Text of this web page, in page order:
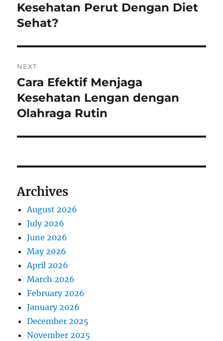
post:
Kesehatan Perut Dengan Diet
Sehat?
NEXT
Next
post:
Cara Efektif Menjaga
Kesehatan Lengan dengan
Olahraga Rutin
Archives
August 2026
July 2026
June 2026
May 2026
April 2026
March 2026
February 2026
January 2026
December 2025
November 2025